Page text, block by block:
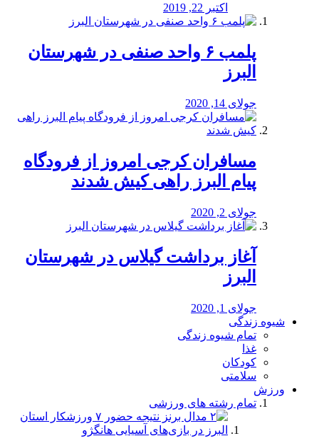
اکتبر 22, 2019
پلمب ۶ واحد صنفی در شهرستان
البرز
جولای 14, 2020
مسافران کرجی امروز از فرودگاه
پیام البرز راهی کیش شدند
جولای 2, 2020
آغاز برداشت گیلاس در شهرستان
البرز
جولای 1, 2020
شیوه زندگی
تمام شیوه زندگی
غذا
کودکان
سلامتی
ورزش
تمام رشته های ورزشی